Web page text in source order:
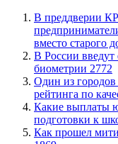
​В преддверии
вместо старого
В России введут
биометрии 2772
Один из
рейтинга по
Какие выплаты
подготовки к
Как прошел